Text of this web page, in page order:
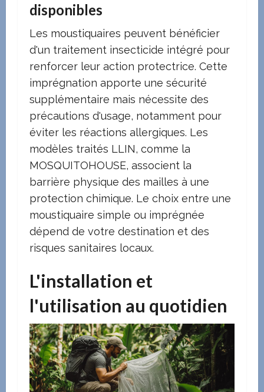
disponibles
Les moustiquaires peuvent bénéficier
d'un traitement insecticide intégré pour
renforcer leur action protectrice. Cette
imprégnation apporte une sécurité
supplémentaire mais nécessite des
précautions d'usage, notamment pour
éviter les réactions allergiques. Les
modèles traités LLIN, comme la
MOSQUITOHOUSE, associent la
barrière physique des mailles à une
protection chimique. Le choix entre une
moustiquaire simple ou imprégnée
dépend de votre destination et des
risques sanitaires locaux.
L'installation et
l'utilisation au quotidien